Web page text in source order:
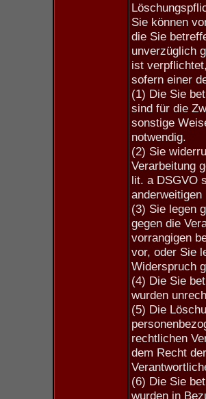
Sie können
die Sie
unverzüglich
ist
sofern einer
(1) Die Sie
sind für die
sonstige
notwendig.
(2) Sie
Verarbeitung
lit. a DSGVO
(3) Sie legen
gegen die
vorrangigen
vor, oder Sie
Widerspruch
(4) Die Sie
wurden
(5) Die
rechtlichen
dem Recht
(6) Die Sie
wurden in